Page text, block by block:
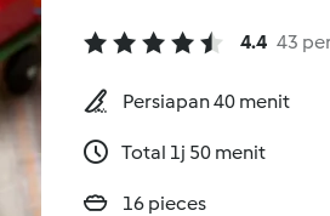
4.4 43
Persiapan 40 menit
Total 1j 50 menit
16 pieces